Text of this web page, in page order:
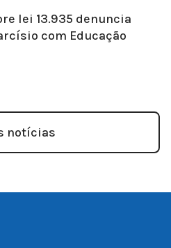
lei 13.935 denuncia
com Educação
notícias